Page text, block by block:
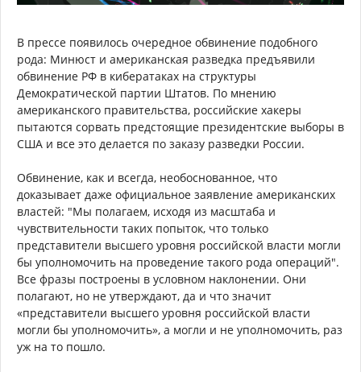
В прессе появилось очередное обвинение подобного
рода: Минюст и американская разведка предъявили
обвинение РФ в кибератаках на структуры
Демократической партии Штатов. По мнению
американского правительства, российские хакеры
пытаются сорвать предстоящие президентские выборы в
США и все это делается по заказу разведки России.
Обвинение, как и всегда, необоснованное, что
доказывает даже официальное заявление американских
властей: "Мы полагаем, исходя из масштаба и
чувствительности таких попыток, что только
представители высшего уровня российской власти могли
бы уполномочить на проведение такого рода операций".
Все фразы построены в условном наклонении. Они
полагают, но не утверждают, да и что значит
«представители высшего уровня российской власти
могли бы уполномочить», а могли и не уполномочить, раз
уж на то пошло.